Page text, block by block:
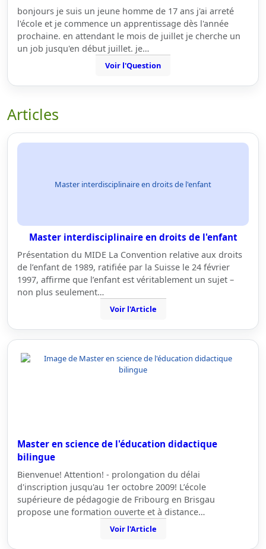
bonjours je suis un jeune homme de 17 ans j'ai arreté
l'école et je commence un apprentissage dès l'année
prochaine. en attendant le mois de juillet je cherche un
un job jusqu'en début juillet. je…
Voir l'Question
Articles
Master interdisciplinaire en droits de l'enfant
Master interdisciplinaire en droits de l'enfant
Présentation du MIDE La Convention relative aux droits
de l’enfant de 1989, ratifiée par la Suisse le 24 février
1997, affirme que l’enfant est véritablement un sujet –
non plus seulement…
Voir l'Article
Master en science de l'éducation didactique
bilingue
Bienvenue! Attention! - prolongation du délai
d'inscription jusqu'au 1er octobre 2009! L’école
supérieure de pédagogie de Fribourg en Brisgau
propose une formation ouverte et à distance…
Voir l'Article